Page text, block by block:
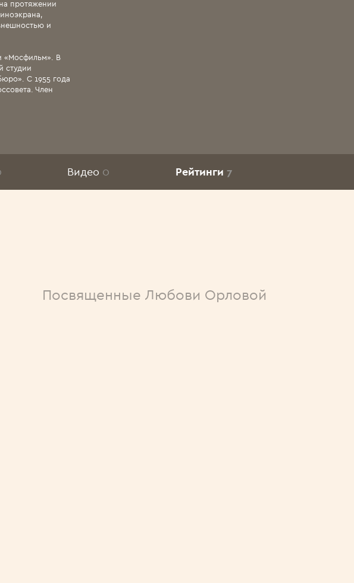
протяжении
и
«Мосфильм». В
студии
С 1955 года
Член
Видео 0 Рейтинги 7
Посвященные Любови Орловой